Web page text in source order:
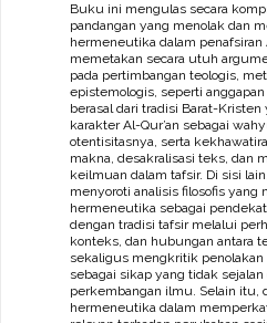
Buku ini mengulas secara
pandangan yang menolak dan
hermeneutika dalam penafsiran
memetakan secara utuh
pada pertimbangan teologis,
epistemologis, seperti
berasal dari tradisi Barat-
karakter Al-Qur’an sebagai
otentisitasnya, serta
makna, desakralisasi teks, dan
keilmuan dalam tafsir. Di sisi
menyoroti analisis filosofis yang
hermeneutika sebagai
dengan tradisi tafsir melalui
konteks, dan hubungan antara
sekaligus mengkritik
sebagai sikap yang tidak
perkembangan ilmu. Selain itu,
hermeneutika dalam